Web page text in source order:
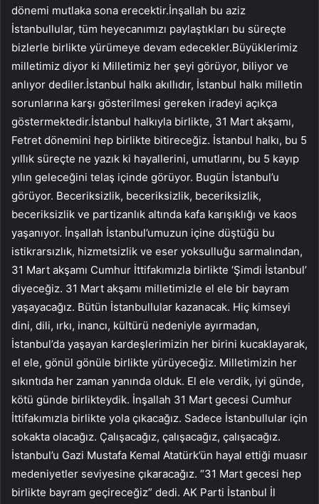
dönemi mutlaka sona erecektir.İnşallah bu aziz
İstanbullular, tüm heyecanımızı paylaştıkları bu süreçte
bizlerle birlikte yürümeye devam edecekler.Büyüklerimiz
milletimiz diyor ki Milletimiz her şeyi görüyor, biliyor ve
anlıyor dediler.İstanbul halkı akıllıdır, İstanbul halkı milletin
sorunlarına karşı gösterilmesi gereken iradeyi açıkça
göstermektedir.İstanbul halkıyla birlikte, 31 Mart akşamı,
Fetret dönemini hep birlikte bitireceğiz. İstanbul halkı, bu 5
yıllık süreçte ne yazık ki hayallerini, umutlarını, bu 5 kayıp
yılın geleceğini telaş içinde görüyor. Bugün İstanbul’u
görüyor. Beceriksizlik, beceriksizlik, beceriksizlik,
beceriksizlik ve partizanlık altında kafa karışıklığı ve kaos
yaşanıyor. İnşallah İstanbul’umuzun içine düştüğü bu
istikrarsızlık, hizmetsizlik ve eser yoksulluğu sarmalından,
31 Mart akşamı Cumhur İttifakımızla birlikte ‘Şimdi İstanbul’
diyeceğiz. 31 Mart akşamı milletimizle el ele bir bayram
yaşayacağız. Bütün İstanbullular kazanacak. Hiç kimseyi
dini, dili, ırkı, inancı, kültürü nedeniyle ayırmadan,
İstanbul’da yaşayan kardeşlerimizin her birini kucaklayarak,
el ele, gönül gönüle birlikte yürüyeceğiz. Milletimizin her
sıkıntıda her zaman yanında olduk. El ele verdik, iyi günde,
kötü günde birlikteydik. İnşallah 31 Mart gecesi Cumhur
İttifakımızla birlikte yola çıkacağız. Sadece İstanbullular için
sokakta olacağız. Çalışacağız, çalışacağız, çalışacağız.
İstanbul’u Gazi Mustafa Kemal Atatürk’ün hayal ettiği muasır
medeniyetler seviyesine çıkaracağız. “31 Mart gecesi hep
birlikte bayram geçireceğiz” dedi. AK Parti İstanbul İl